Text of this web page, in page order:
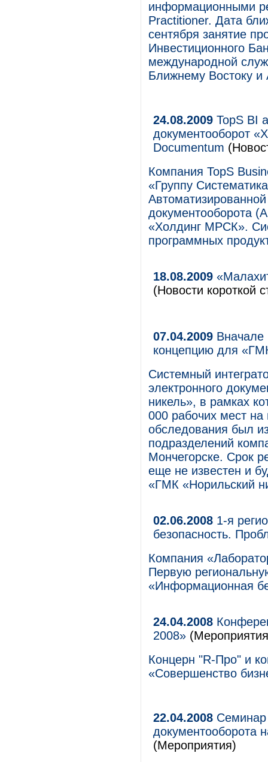
информационными
Practitioner. Дата
сентября занятие
Инвестиционного
международной
Ближнему Востоку
24.08.2009 TopS BI
документооборот
Documentum
Компания TopS
«Группу
документооборота
«Холдинг МРСК».
программных
18.08.2009
(Новости короткой
07.04.2009 Вначале
концепцию для
Системный
электронного
никель», в рамках
000 рабочих мест на
обследования был
подразделений
Мончегорске. Срок
еще не известен и
«ГМК «Норильский
02.06.2008 1-я
безопасность.
Компания
Первую
«Информационная
24.04.2008
2008»
Концерн "R-Про" и
«Совершенство
22.04.2008 Семинар
документооборота
(Мероприятия)